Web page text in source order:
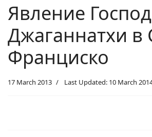
Явление
Джаганнатхи в
Франциско
17 March 2013 Last Updated: 10 March